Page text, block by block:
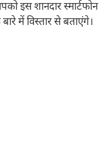
इस शानदार स्मार्टफोन
में विस्तार से बताएंगे।